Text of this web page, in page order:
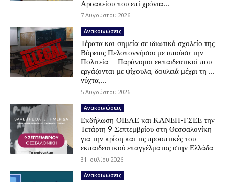
Αρσακείου που επί χρόνια...
7 Αυγούστου 2026
Ανακοινώσεις
Τέρατα και σημεία σε ιδιωτικό σχολείο της
Βόρειας Πελοποννήσου με απούσα την
Πολιτεία – Παράνομοι εκπαιδευτικοί που
εργάζονται με ψίχουλα, δουλειά μέχρι τη …
νύχτα,...
5 Αυγούστου 2026
Ανακοινώσεις
Εκδήλωση ΟΙΕΛΕ και ΚΑΝΕΠ-ΓΣΕΕ την
Τετάρτη 9 Σεπτεμβρίου στη Θεσσαλονίκη
για την κρίση και τις προοπτικές του
εκπαιδευτικού επαγγέλματος στην Ελλάδα
31 Ιουλίου 2026
Ανακοινώσεις